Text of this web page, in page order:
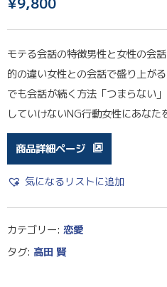
モテる会話の特徴男性と女性の会
的の違い女性との会話で盛り上が
でも会話が続く方法「つまらない
していけないNG行動女性にあな
商品詳細ページ
気になるリストに追加
カテゴリー: 恋愛
タグ: 高田 賢